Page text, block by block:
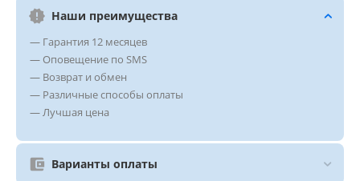
Наши преимущества
— Гарантия 12 месяцев
— Оповещение по SMS
— Возврат и обмен
— Различные способы оплаты
— Лучшая цена
Варианты оплаты